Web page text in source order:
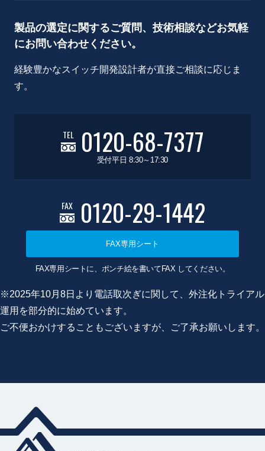
製品の選定に関するご質問、技術相談などお気軽
にお問い合わせください。
経験豊かなスイッチ開発設計者が直接ご相談に応じま
す。
TEL 0120-68-7377
受付平日 8:30～17:30
FAX 0120-29-1442
FAX専用シート
FAX専用シートに、ポンチ絵を書いてFAX してください。
※2025年10月8日より電話取次ぎに関して、外注化トライアル
運用を部分的に始めています。
ご不便おかけすることもございますが、ご了承お願いします。